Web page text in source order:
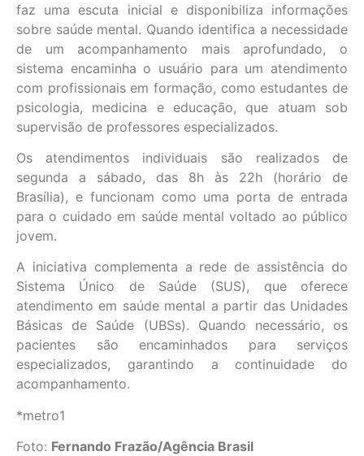
faz uma escuta inicial e disponibiliza informações
sobre saúde mental. Quando identifica a necessidade
de um acompanhamento mais aprofundado, o
sistema encaminha o usuário para um atendimento
com profissionais em formação, como estudantes de
psicologia, medicina e educação, que atuam sob
supervisão de professores especializados.
Os atendimentos individuais são realizados de
segunda a sábado, das 8h às 22h (horário de
Brasília), e funcionam como uma porta de entrada
para o cuidado em saúde mental voltado ao público
jovem.
A iniciativa complementa a rede de assistência do
Sistema Único de Saúde (SUS), que oferece
atendimento em saúde mental a partir das Unidades
Básicas de Saúde (UBSs). Quando necessário, os
pacientes são encaminhados para serviços
especializados, garantindo a continuidade do
acompanhamento.
*metro1
Foto: Fernando Frazão/Agência Brasil